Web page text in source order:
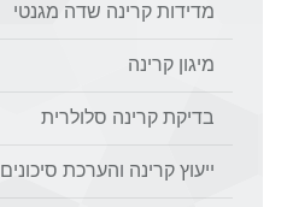
מדידות קרינה שדה מגנטי
מיגון קרינה
בדיקת קרינה סלולרית
ייעוץ קרינה והערכת סיכונים